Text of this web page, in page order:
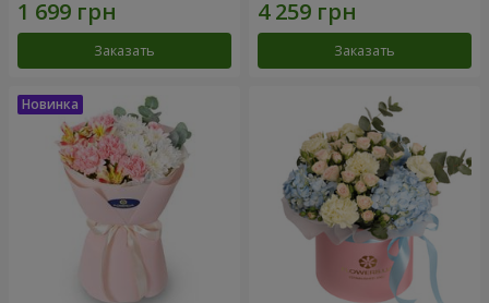
Заказать Заказать